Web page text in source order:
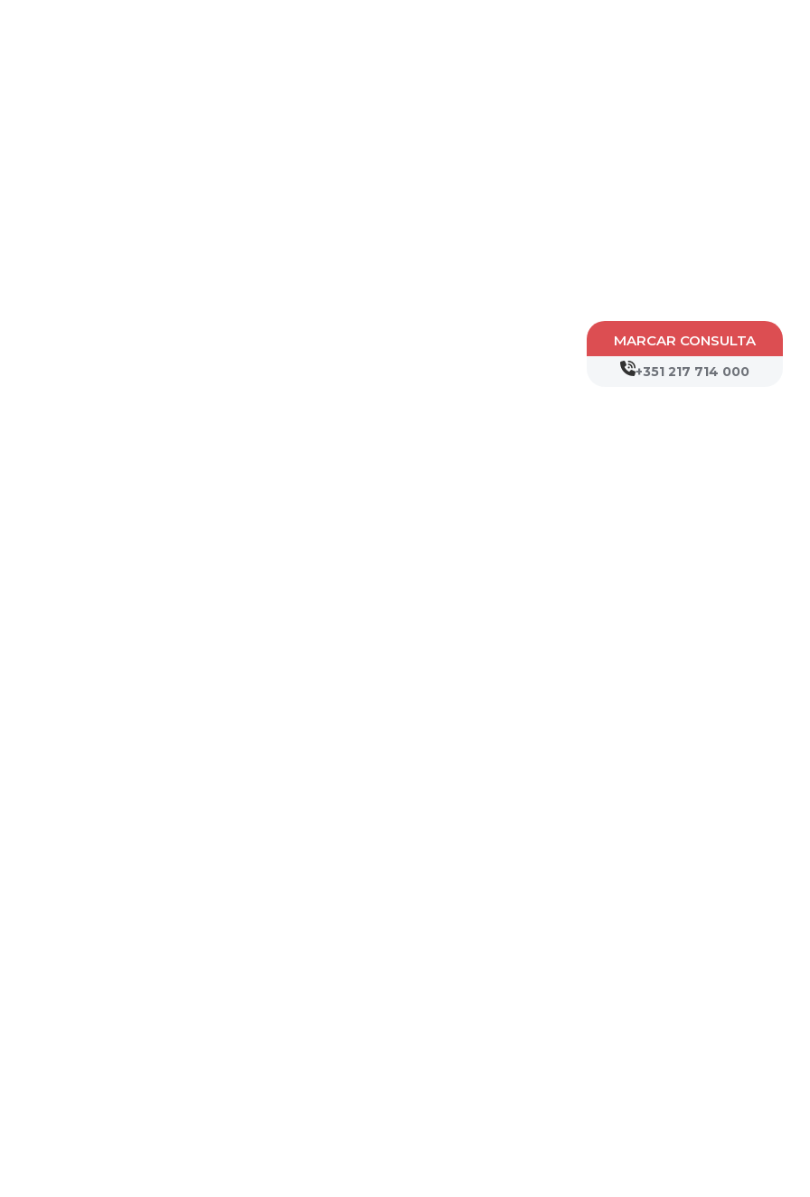
MARCAR CONSULTA
+351 217 714 000